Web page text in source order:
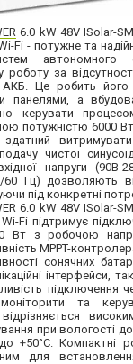
6.0 kW 48V ISolar-
Fi - потужне та
автономного
роботу за
АКБ. Це робить
панелями, а
керувати
потужністю 6000
витримувати
чистої
напруги (90В-
60 Гц) дозволяють
під конкретні
6.0 kW 48V ISolar-
Fi підтримує
Вт з робочою
MPPT-
сонячних
інтерфейси,
підключення
та
при вологості
до +50°С. Компактні
для